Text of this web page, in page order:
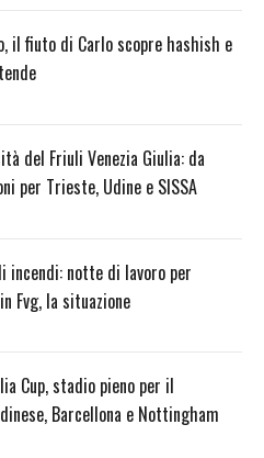
il fiuto di Carlo scopre hashish e
del Friuli Venezia Giulia: da
per Trieste, Udine e SISSA
incendi: notte di lavoro per
Fvg, la situazione
Cup, stadio pieno per il
Barcellona e Nottingham